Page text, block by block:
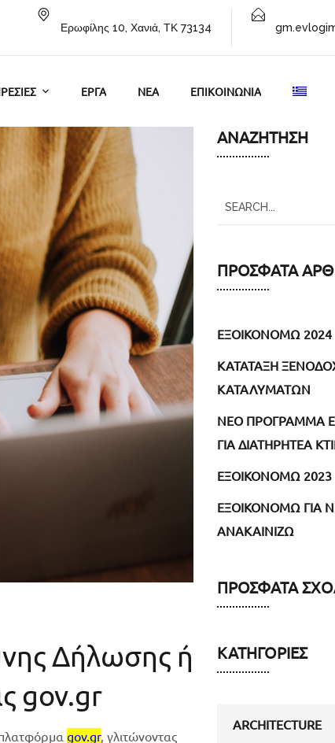
Ερωφίλης 10, Χανιά, ΤΚ 73134
ΕΡΓΑ NEA ΕΠΙΚΟΙΝΩΝΙΑ
Δήλωσης ή
gov.gr
gov.gr, γλιτώνοντας
ΑΝΑΖΉΤΗΣΗ
ΠΡΌΣΦΑΤΑ
ΕΞΟΙΚΟΝΟΜΩ 2024
ΚΑΤΑΤΑΞΗ
ΚΑΤΑΛΥΜΑΤΩΝ
NEO ΠΡΟΓΡΑΜΜΑ
ΓΙΑ ΔΙΑΤΗΡΗΤΕΑ
ΕΞΟΙΚΟΝΟΜΩ 2023
ΕΞΟΙΚΟΝΟΜΩ ΓΙΑ
ΑΝΑΚΑΙΝΙΖΩ
ΠΡΌΣΦΑΤΑ
ΚΑΤΗΓΟΡΊΕΣ
ARCHITECTURE